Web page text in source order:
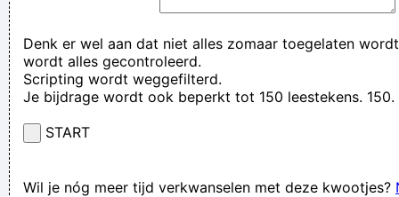
Denk er wel aan dat niet alles zomaar toegelaten
wordt alles gecontroleerd.
Scripting wordt weggefilterd.
Je bijdrage wordt ook beperkt tot 150 leestekens. 150.
START
Wil je nóg meer tijd verkwanselen met deze kwootjes?